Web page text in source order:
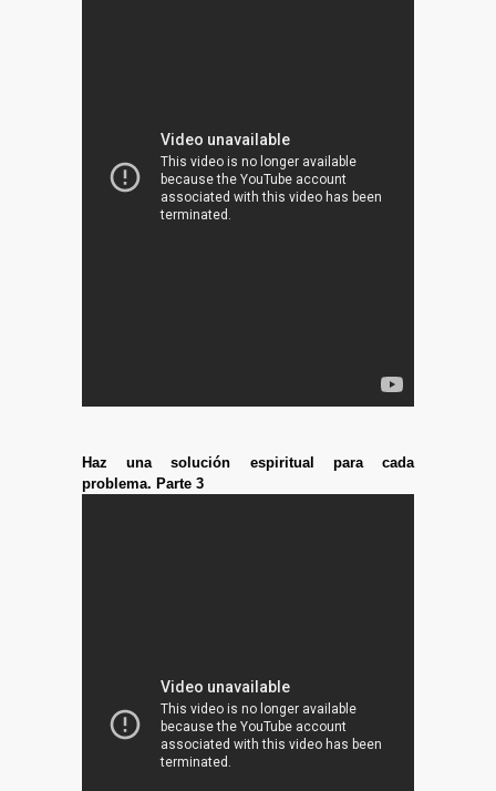
Haz una solución espiritual para cada
problema. Parte 3